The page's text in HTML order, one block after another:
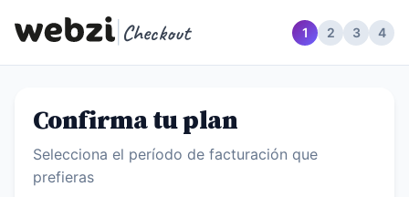
Checkout 1 2 3 4
Confirma tu plan
Selecciona el período de facturación que
prefieras